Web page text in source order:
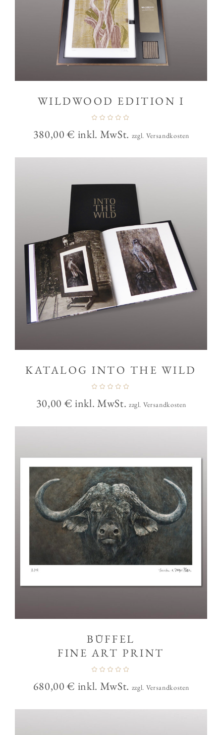
WILDWOOD EDITION I
380,00€ inkl. MwSt. zzgl. Versandkosten
KATALOG INTO THE WILD
30,00€ inkl. MwSt. zzgl. Versandkosten
BÜFFEL
FINE ART PRINT
680,00€ inkl. MwSt. zzgl. Versandkosten